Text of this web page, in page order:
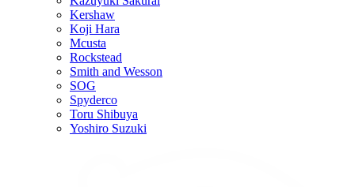
Kershaw
Koji Hara
Mcusta
Rockstead
Smith and Wesson
SOG
Spyderco
Toru Shibuya
Yoshiro Suzuki